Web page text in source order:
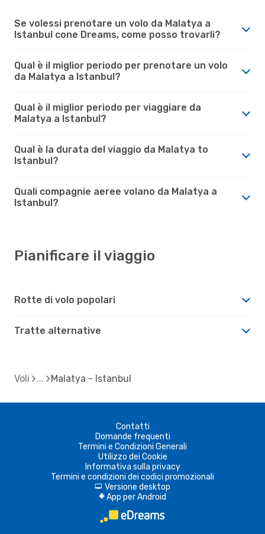
Se volessi prenotare un volo da Malatya a
Istanbul cone Dreams, come posso trovarli?
Qual è il miglior periodo per prenotare un volo
da Malatya a Istanbul?
Qual è il miglior periodo per viaggiare da
Malatya a Istanbul?
Qual è la durata del viaggio da Malatya to
Istanbul?
Quali compagnie aeree volano da Malatya a
Istanbul?
Pianificare il viaggio
Rotte di volo popolari
Tratte alternative
Voli Malatya - Istanbul
Contatti
Domande frequenti
Termini e Condizioni Generali
Utilizzo dei Cookie
Informativa sulla privacy
Termini e condizioni dei codici promozionali
d Versione desktop
A App per Android